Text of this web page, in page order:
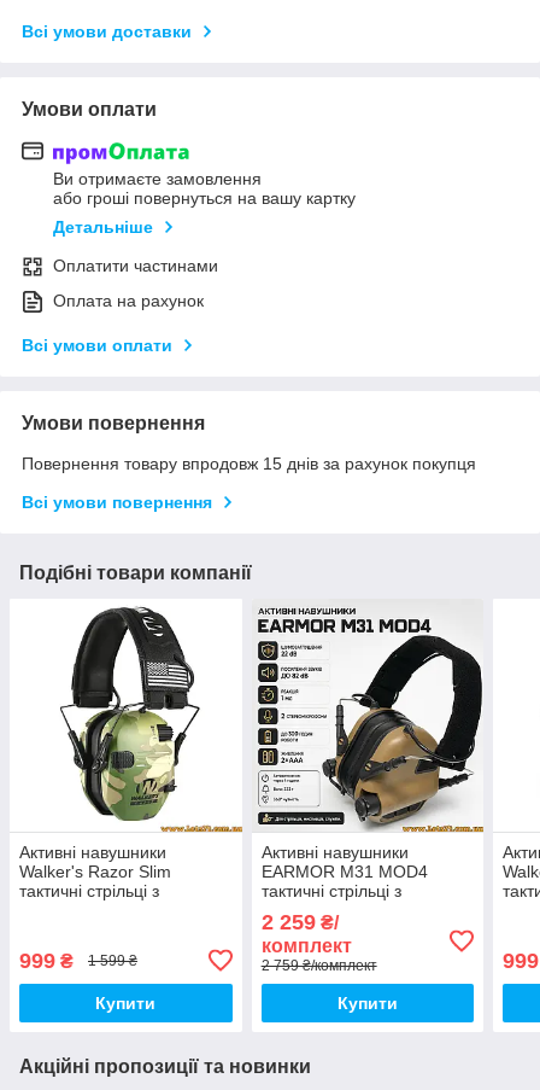
Всі умови доставки
Умови оплати
Ви отримаєте замовлення
або гроші повернуться на вашу картку
Детальніше
Оплатити частинами
Оплата на рахунок
Всі умови оплати
Умови повернення
Повернення товару впродовж 15 днів за рахунок покупця
Всі умови повернення
Подібні товари компанії
Активні навушники
Walker's Razor Slim
тактичні стрільці з
999 ₴ 1 599 ₴
Купити
Активні навушники
EARMOR M31 MOD4
тактичні стрільці з
стрільців мисливців армії
2 259₴/
комплект
2 759 ₴/комплект
Купити
999
Акційні пропозиції та новинки